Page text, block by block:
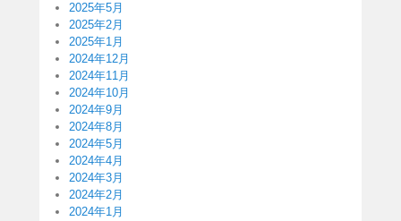
2025年5月
2025年2月
2025年1月
2024年12月
2024年11月
2024年10月
2024年9月
2024年8月
2024年5月
2024年4月
2024年3月
2024年2月
2024年1月